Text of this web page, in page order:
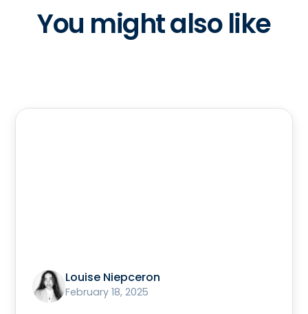
You might also like
Louise Niepceron
February 18, 2025